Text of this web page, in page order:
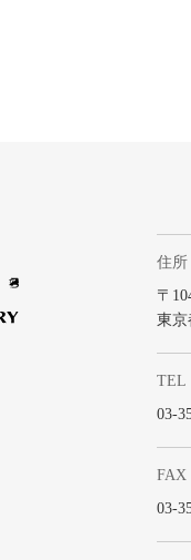
住所
〒
東京
TEL
03-
FAX
03-